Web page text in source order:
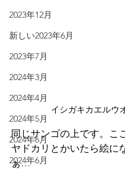
2023年12月
新しい2023年6月
2023年7月
2024年3月
2024年4月
2024年5月
2024年6月
2024年6月
イシガキカエルウ
同じサンゴの上です。こ
ヤドカリとかいたら絵に
ぁ…